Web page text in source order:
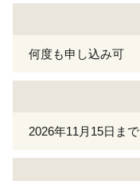
何度も申し込み可
2026年11月15日まで